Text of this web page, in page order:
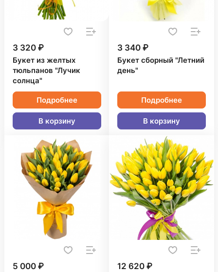
3 320 ₽
Букет из желтых
тюльпанов "Лучик
солнца"
Подробнее
В корзину
3 340 ₽
Букет сборный "Летний
день"
Подробнее
В корзину
5 000 ₽ 12 620 ₽